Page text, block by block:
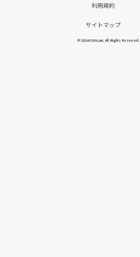
利用規約
サイトマップ
© SEKAISHA,Inc. All Rights Reserved.